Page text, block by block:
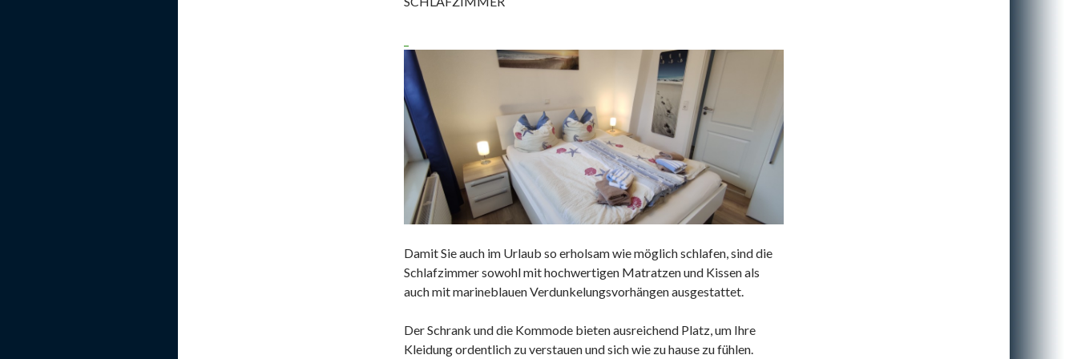
Damit Sie auch im Urlaub so erholsam wie möglich schlafen, sind die
Schlafzimmer sowohl mit hochwertigen Matratzen und Kissen als
auch mit marineblauen Verdunkelungsvorhängen ausgestattet.
Der Schrank und die Kommode bieten ausreichend Platz, um Ihre
Kleidung ordentlich zu verstauen und sich wie zu hause zu fühlen.